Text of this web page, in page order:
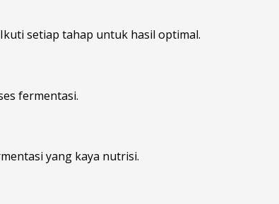
setiap tahap untuk hasil optimal.
fermentasi.
yang kaya nutrisi.